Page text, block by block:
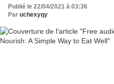
Publié le 22/04/2021 à 03:36
Par uchexyqy